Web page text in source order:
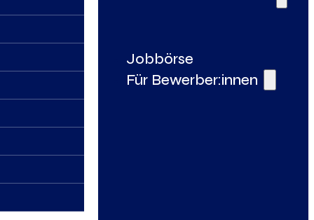
Jobbörse
Für Bewerber:innen